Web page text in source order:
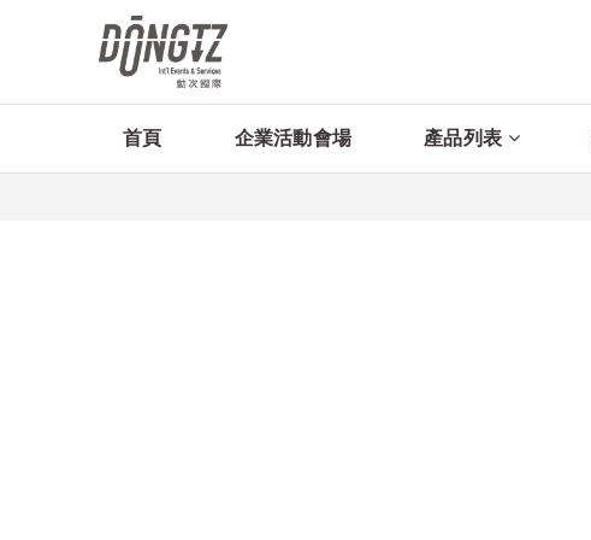
首頁 企業活動會場 產品列表